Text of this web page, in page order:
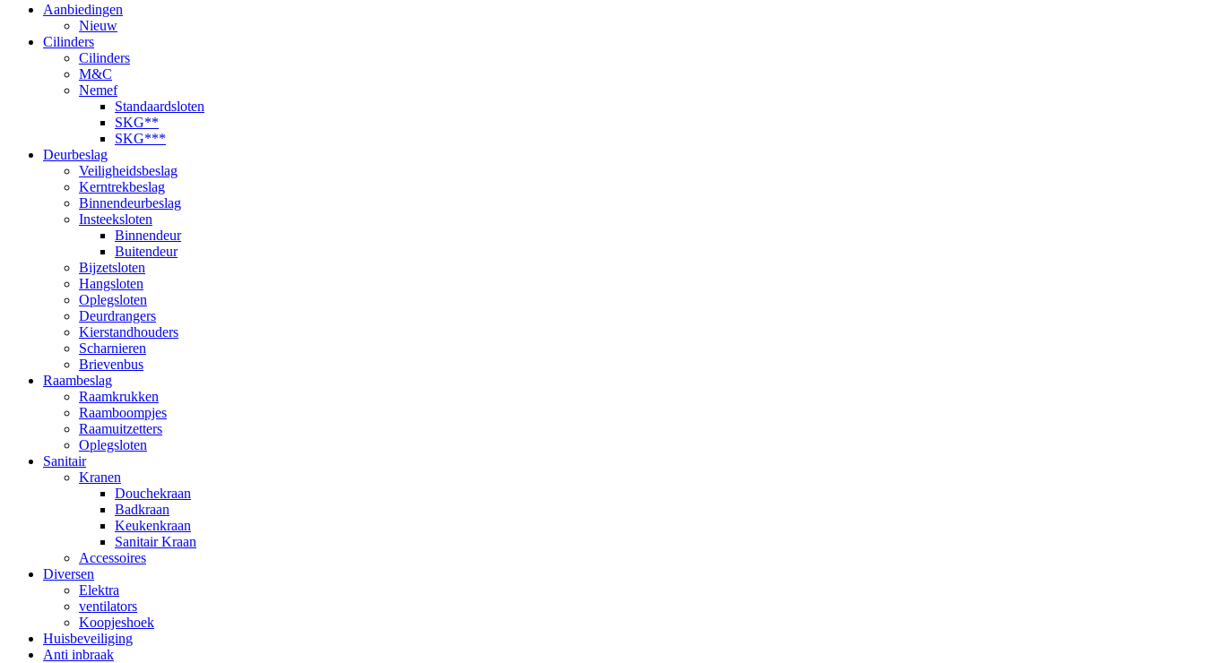
Aanbiedingen
Nieuw
Cilinders
Cilinders
M&C
Nemef
Standaardsloten
SKG**
SKG***
Deurbeslag
Veiligheidsbeslag
Kerntrekbeslag
Binnendeurbeslag
Insteeksloten
Binnendeur
Buitendeur
Bijzetsloten
Hangsloten
Oplegsloten
Deurdrangers
Kierstandhouders
Scharnieren
Brievenbus
Raambeslag
Raamkrukken
Raamboompjes
Raamuitzetters
Oplegsloten
Sanitair
Kranen
Douchekraan
Badkraan
Keukenkraan
Sanitair Kraan
Accessoires
Diversen
Elektra
ventilators
Koopjeshoek
Huisbeveiliging
Anti inbraak